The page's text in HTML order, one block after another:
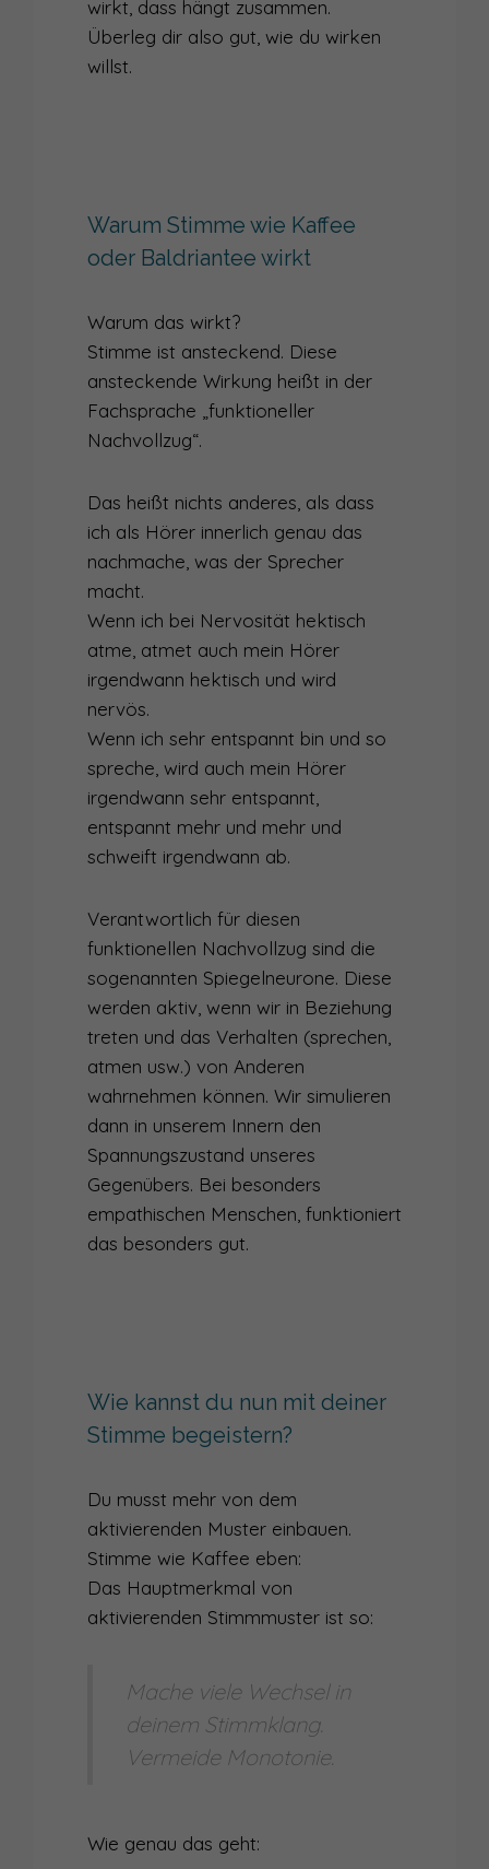
wirkt, dass hängt zusammen.
Überleg dir also gut, wie du wirken
willst.
Warum Stimme wie Kaffee
oder Baldriantee wirkt
Warum das wirkt?
Stimme ist ansteckend. Diese
ansteckende Wirkung heißt in der
Fachsprache „funktioneller
Nachvollzug“.
Das heißt nichts anderes, als dass
ich als Hörer innerlich genau das
nachmache, was der Sprecher
macht.
Wenn ich bei Nervosität hektisch
atme, atmet auch mein Hörer
irgendwann hektisch und wird
nervös.
Wenn ich sehr entspannt bin und so
spreche, wird auch mein Hörer
irgendwann sehr entspannt,
entspannt mehr und mehr und
schweift irgendwann ab.
Verantwortlich für diesen
funktionellen Nachvollzug sind die
sogenannten Spiegelneurone. Diese
werden aktiv, wenn wir in Beziehung
treten und das Verhalten (sprechen,
atmen usw.) von Anderen
wahrnehmen können. Wir simulieren
dann in unserem Innern den
Spannungszustand unseres
Gegenübers. Bei besonders
empathischen Menschen, funktioniert
das besonders gut.
Wie kannst du nun mit deiner
Stimme begeistern?
Du musst mehr von dem
aktivierenden Muster einbauen.
Stimme wie Kaffee eben:
Das Hauptmerkmal von
aktivierenden Stimmmuster ist so:
Mache viele Wechsel in
deinem Stimmklang.
Vermeide Monotonie.
Wie genau das geht: